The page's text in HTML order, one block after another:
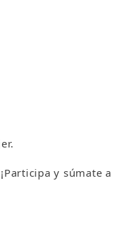
y súmate a